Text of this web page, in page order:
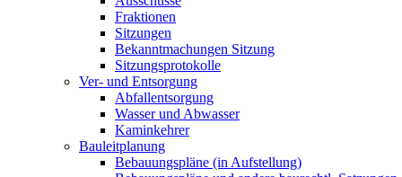
Fraktionen
Sitzungen
Bekanntmachungen Sitzung
Sitzungsprotokolle
Ver- und Entsorgung
Abfallentsorgung
Wasser und Abwasser
Kaminkehrer
Bauleitplanung
Bebauungspläne (in Aufstellung)